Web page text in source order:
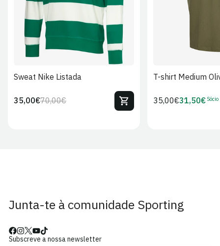
Sweat Nike Listada
Preço
70,00€Preço
35,00€
T-shirt Medium
Preço
35,00€Preço
31,50€ Sócio
Junta-te à comunidade Sporting
Subscreve a nossa newsletter